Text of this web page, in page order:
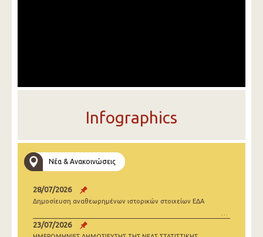
Infographics
Νέα & Ανακοινώσεις
28/07/2026
Δημοσίευση αναθεωρημένων ιστορικών στοιχείων ΕΔΑ
23/07/2026